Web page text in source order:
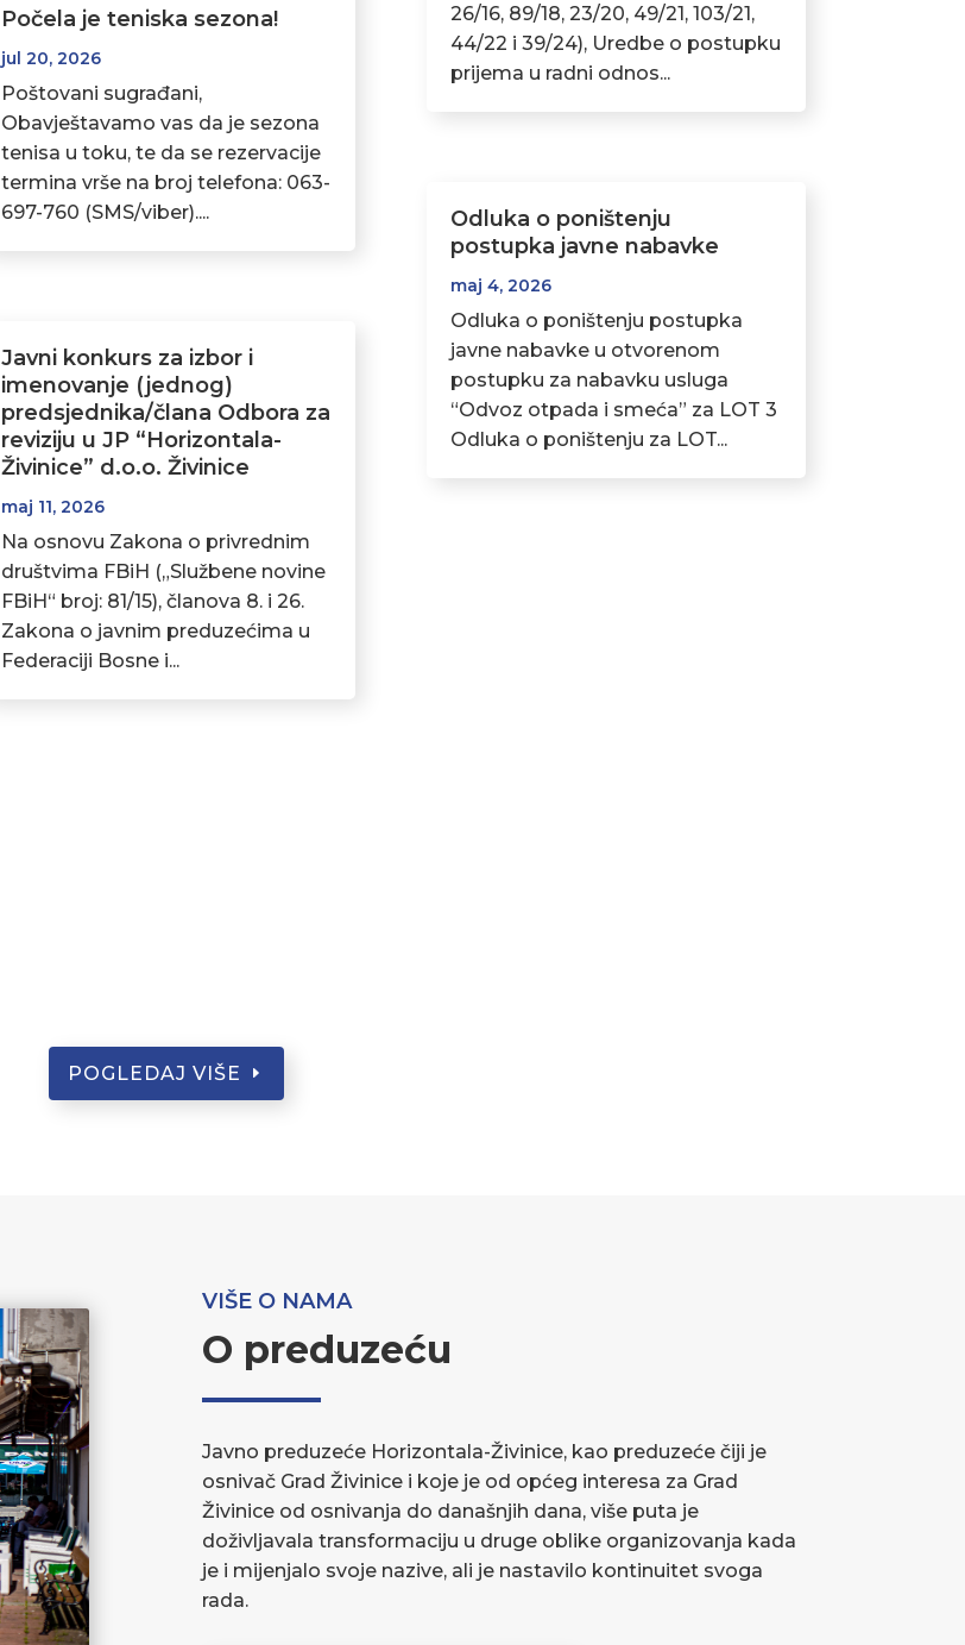
Počela je teniska sezona!
jul 20, 2026
Poštovani sugrađani,
Obavještavamo vas da je sezona
tenisa u toku, te da se rezervacije
termina vrše na broj telefona: 063-
697-760 (SMS/viber)....
Javni konkurs za izbor i
imenovanje (jednog)
predsjednika/člana Odbora za
reviziju u JP “Horizontala-
Živinice” d.o.o. Živinice
maj 11, 2026
Na osnovu Zakona o privrednim
društvima FBiH („Službene novine
FBiH“ broj: 81/15), članova 8. i 26.
Zakona o javnim preduzećima u
Federaciji Bosne i...
26/16, 89/18, 23/20, 49/21, 103/21,
44/22 i 39/24), Uredbe o postupku
prijema u radni odnos...
Odluka o poništenju
postupka javne nabavke
maj 4, 2026
Odluka o poništenju postupka
javne nabavke u otvorenom
postupku za nabavku usluga
“Odvoz otpada i smeća” za LOT 3
Odluka o poništenju za LOT...
POGLEDAJ VIŠE
VIŠE O NAMA
O preduzeću
Javno preduzeće Horizontala-Živinice, kao preduzeće čiji je
osnivač Grad Živinice i koje je od općeg interesa za Grad
Živinice od osnivanja do današnjih dana, više puta je
doživljavala transformaciju u druge oblike organizovanja kada
je i mijenjalo svoje nazive, ali je nastavilo kontinuitet svoga
rada.